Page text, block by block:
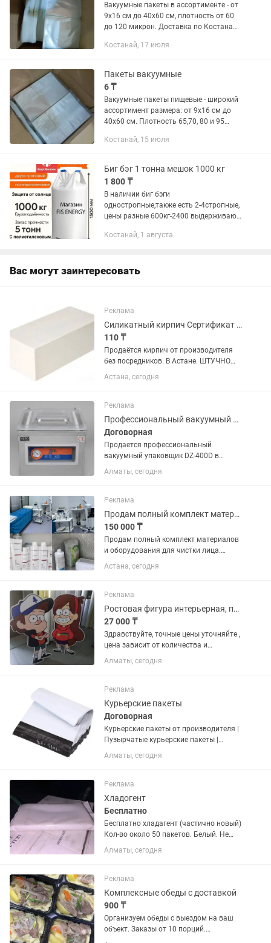
Вакуумные пакеты в ассортименте - от
9х16 см до 40х60 см, плотность от 60
до 120 микрон. Доставка по Костанаю
Костанай, 17 июля
Пакеты вакуумные
6 ₸
Вакуумные пакеты пищевые - широкий
ассортимент размера: от 9х16 см до
40х60 см. Плотность 65,70, 80 и 95
оптимальной цене! Доставка по
Костанай, 15 июля
Биг бэг 1 тонна мешок 1000 кг
1 800 ₸
В наличии биг бэги
одностропные,также есть 2-4стропные,
цены разные 600кг-2400 выдерживают,
Предоставляем полный пакет
Костанай, 1 августа
Вас могут заинтересовать
Реклама
Силикатный кирпич Сертификат имеется
110 ₸
Продаётся кирпич от производителя
без посредников. В Астане. ШТУЧНО
кирпич 150/160 тенге Сертификат
качества имееться ( цена для оптовых
100.тысяч кирпичей) Марка...
Астана, сегодня
Реклама
Профессиональный вакуумный упаковщик DZ-400D (состояние нового)
Договорная
Продается профессиональный
вакуумный упаковщик DZ-400D в
отличном состоянии. Идеально
подходит для упаковки продуктов
товаров для увеличения срока их
хранения. ...
Алматы, сегодня
Реклама
Продам полный комплект материалов для чистки лица
150 000 ₸
Продам полный комплект материалов
и оборудования для чистки лица.
Отдам по себестоимости в связи с
переездом. В набор входит всё
сухожар — стерилизатор для...
Астана, сегодня
Реклама
Ростовая фигура интерьерная, пвх 8 мм 170х60 см
27 000 ₸
Здравствуйте, точные цены уточняйте ,
цена зависит от количества и
размеров! Интерьерная ростовая
фигура (хардпостер) для оформления
Алматы, сегодня
Реклама
Курьерские пакеты
Договорная
Курьерские пакеты от производителя |
Пузырчатые курьерские пакеты |
Алматы | Казахстан Производим и
продаем курьерские пакеты и
воздушно-пузырчатой пленкой)
напрямую...
Алматы, сегодня
Реклама
Хладогент
Бесплатно
Бесплатно хладагент (частично новый)
Кол-во около 50 пакетов. Белый. Не
использовали. Самовывоз. Сразу весь
Алматы, сегодня
Реклама
Комплексные обеды с доставкой
900 ₸
Организуем обеды с выездом на ваш
объект. Заказы от 10 порций.
Разработка меню по согласованию.